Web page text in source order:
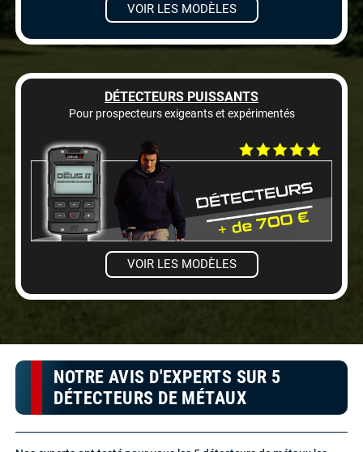
VOIR LES MODÈLES
DÉTECTEURS PUISSANTS
Pour prospecteurs exigeants et expérimentés
VOIR LES MODÈLES
NOTRE AVIS D'EXPERTS SUR 5
DÉTECTEURS DE MÉTAUX